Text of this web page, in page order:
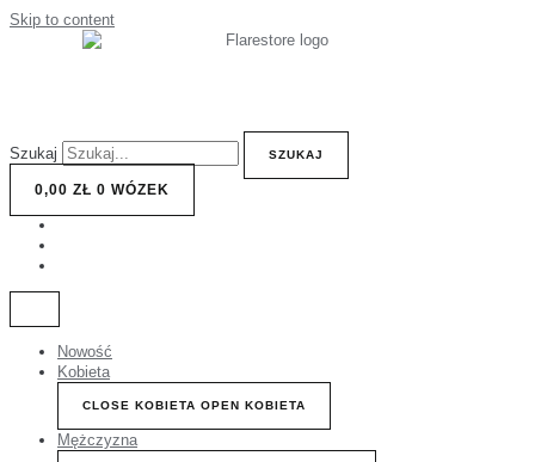
Skip to content
Szukaj SZUKAJ
0,00 ZŁ 0 WÓZEK
Nowość
Kobieta
CLOSE KOBIETA OPEN KOBIETA
Mężczyzna